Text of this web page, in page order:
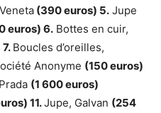
(390 euros) 5. Jupe
euros) 6. Bottes en cuir,
Boucles d’oreilles,
Anonyme (150 euros)
(1 600 euros)
11.Jupe, Galvan (254